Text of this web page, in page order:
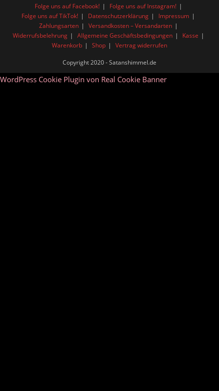
Folge uns auf Facebook!
Folge uns auf Instagram!
Folge uns auf TikTok!
Datenschutzerklärung
Impressum
Zahlungsarten
Versandkosten – Versandarten
Widerrufsbelehrung
Allgemeine Geschäftsbedingungen
Kasse
Warenkorb
Shop Vertrag widerrufen
Copyright 2020 - Satanshimmel.de
WordPress Cookie Plugin von Real Cookie Banner